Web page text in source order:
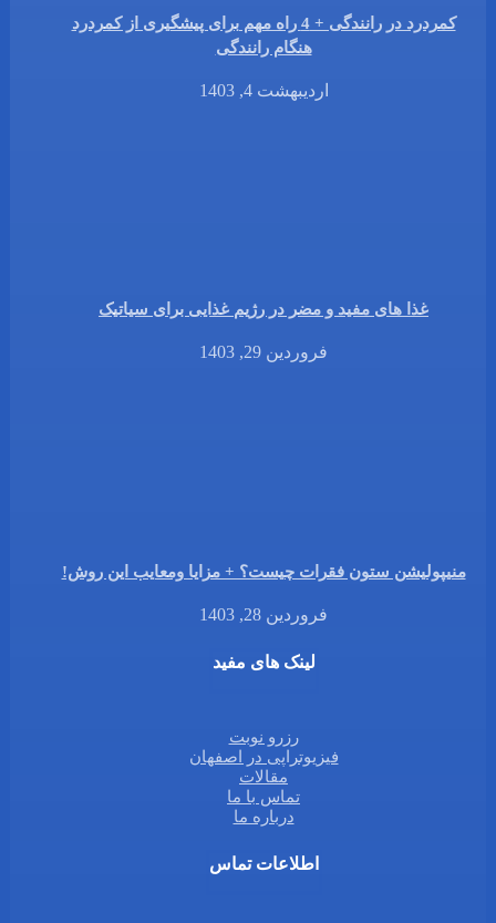
کمردرد در رانندگی + 4 راه مهم برای پیشگیری از کمردرد
هنگام رانندگی
اردیبهشت 4, 1403
غذا های مفید و مضر در رژیم غذایی برای سیاتیک
فروردین 29, 1403
منیپولیشن ستون فقرات چیست؟ + مزایا ومعایب این روش!
فروردین 28, 1403
لینک های مفید
رزرو نوبت
فیزیوتراپی در اصفهان
مقالات
تماس با ما
درباره ما
اطلاعات تماس